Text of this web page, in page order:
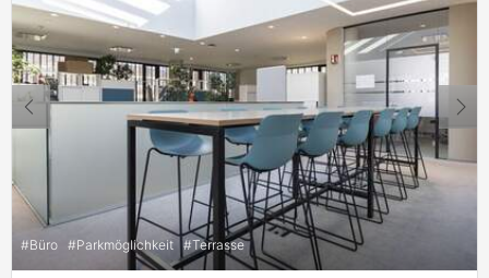
#Büro #Parkmöglichkeit #Terrasse